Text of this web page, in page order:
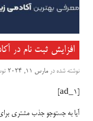
افزایش ثبت نام در
نوشته شده درمارس 11, 2024
آیا به جستوجو جذب مشتری برای